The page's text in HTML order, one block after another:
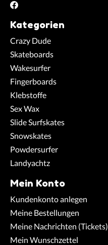
Kategorien
Crazy Dude
Skateboards
Wakesurfer
Fingerboards
Klebstoffe
Sex Wax
Slide Surfskates
Snowskates
Powdersurfer
Landyachtz
Mein Konto
Kundenkonto anlegen
Meine Bestellungen
Meine Nachrichten (Tickets)
Mein Wunschzettel